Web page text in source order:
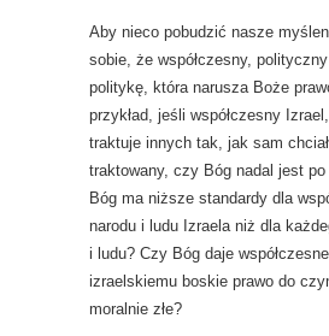
Aby nieco pobudzić nasze
sobie, że współczesny,
politykę, która narusza Boże
przykład, jeśli współczesny
traktuje innych tak, jak sam
traktowany, czy Bóg nadal jest
Bóg ma niższe standardy dla
narodu i ludu Izraela niż dla
i ludu? Czy Bóg daje
izraelskiemu boskie prawo do
moralnie złe?